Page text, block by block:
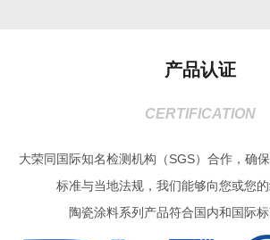
产品认证
CERTIFICATION
大荣同国际知名检测机构（SGS）合作，确
标准与当地法规，我们能够向您或您
陶瓷涂料系列产品符合国内和国际标